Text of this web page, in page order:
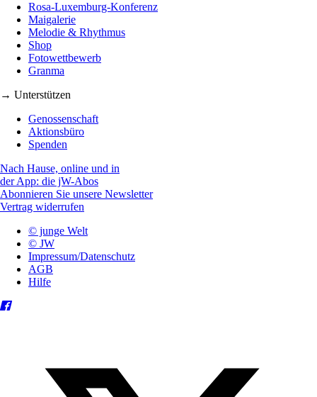
Rosa-Luxemburg-Konferenz
Maigalerie
Melodie & Rhythmus
Shop
Fotowettbewerb
Granma
→ Unterstützen
Genossenschaft
Aktionsbüro
Spenden
Nach Hause, online und in
der App: die jW-Abos
Abonnieren Sie unsere Newsletter
Vertrag widerrufen
© junge Welt
© JW
Impressum/Datenschutz
AGB
Hilfe